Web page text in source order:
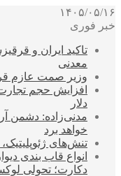
۱۴۰۵/۰۵/۱۶
خبر فوری
تاکید ایران و
معدنی
وزیر صمت عازم
دلار
مدنی‌زاده: دشمن
خواهد برد
تنش‌های
انواع قاب بندی
دکارت؛ تحولی